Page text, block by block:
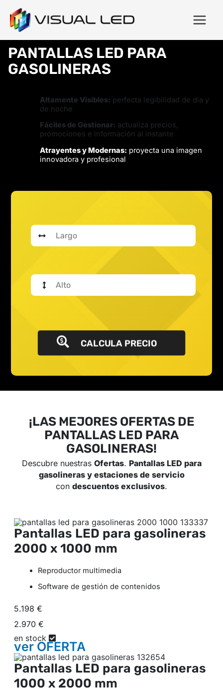
CALCULA PRECIO
PANTALLAS LED PARA
GASOLINERAS
Altamente Visibles: perfecta legibilidad de día y
de noche
Fáciles de Gestionar: actualiza precios,
promociones e información al instante
Atrayentes y Modernas: proyecta una imagen
innovadora y profesional
¡LAS MEJORES OFERTAS DE
PANTALLAS LED PARA
GASOLINERAS!
Descubre nuestras Ofertas. Pantallas LED para
gasolineras y estaciones de servicio
con descuentos exclusivos.
Pantallas LED para gasolineras
2000 x 1000 mm
Reproductor multimedia
Software de gestión de contenidos
5.198 €
2.970 €
en stock
verOFERTA
Pantallas LED para gasolineras
1000 x 2000 mm